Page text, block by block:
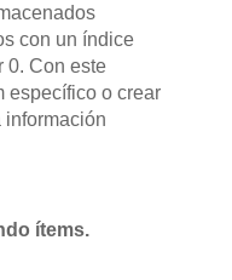
con un índice
0. Con este
específico o crear
información
ítems.